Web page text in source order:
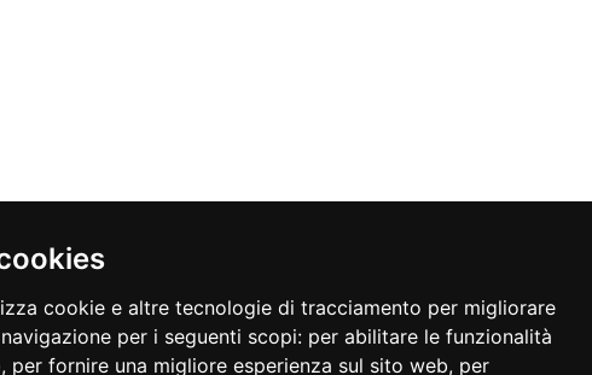
cookie e altre tecnologie di tracciamento per migliorare
per i seguenti scopi: per abilitare le funzionalità
, per fornire una migliore esperienza sul sito web, per